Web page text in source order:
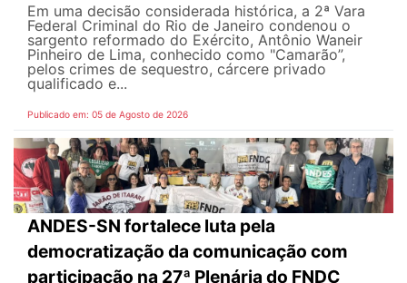
Em uma decisão considerada histórica, a 2ª Vara
Federal Criminal do Rio de Janeiro condenou o
sargento reformado do Exército, Antônio Waneir
Pinheiro de Lima, conhecido como "Camarão”,
pelos crimes de sequestro, cárcere privado
qualificado e...
Publicado em: 05 de Agosto de 2026
ANDES-SN fortalece luta pela
democratização da comunicação com
participação na 27ª Plenária do FNDC